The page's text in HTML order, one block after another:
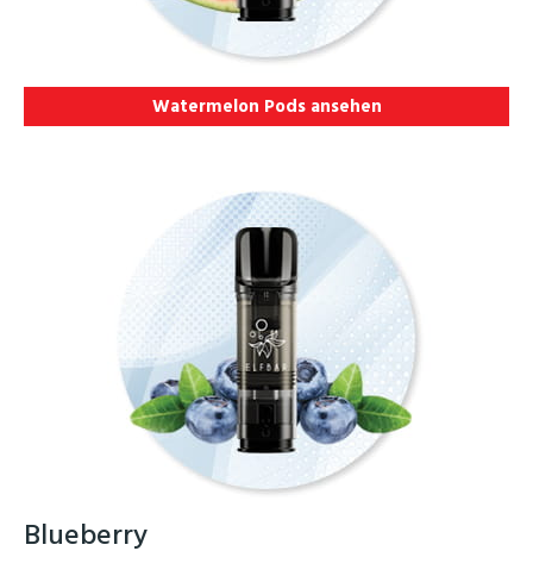
Watermelon Pods ansehen
Blueberry